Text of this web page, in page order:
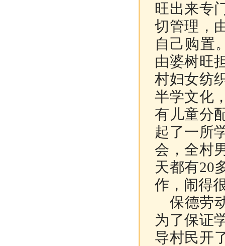
旺出来专
切管理，
自己购置
由婆树旺
村妇女纺
半学文化
有儿童分
起了一所
会，全村
天都有20
作，闹得
保德劳
为了保证
导村民开